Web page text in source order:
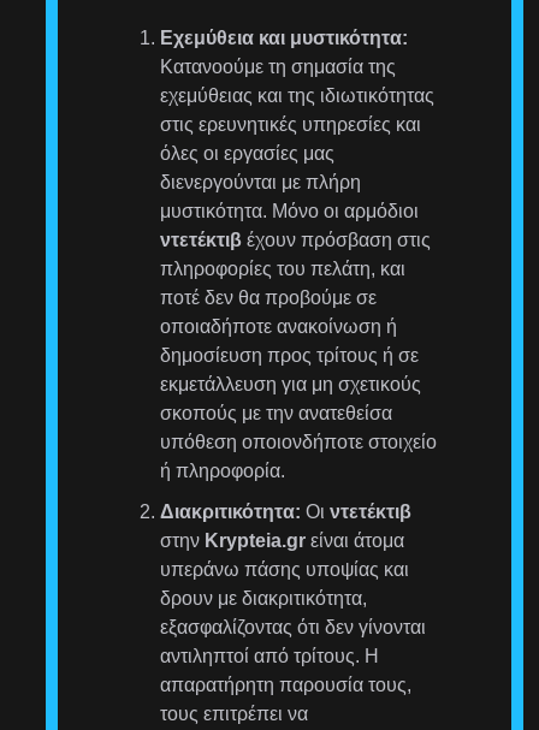
Εχεμύθεια και μυστικότητα:
Κατανοούμε τη σημασία της
εχεμύθειας και της ιδιωτικότητας
στις ερευνητικές υπηρεσίες και
όλες οι εργασίες μας
διενεργούνται με πλήρη
μυστικότητα. Μόνο οι αρμόδιοι
ντετέκτιβ έχουν πρόσβαση στις
πληροφορίες του πελάτη, και
ποτέ δεν θα προβούμε σε
οποιαδήποτε ανακοίνωση ή
δημοσίευση προς τρίτους ή σε
εκμετάλλευση για μη σχετικούς
σκοπούς με την ανατεθείσα
υπόθεση οποιονδήποτε στοιχείο
ή πληροφορία.
Διακριτικότητα: Οιντετέκτιβ
στην Krypteia.gr είναι άτομα
υπεράνω πάσης υποψίας και
δρουν με διακριτικότητα,
εξασφαλίζοντας ότι δεν γίνονται
αντιληπτοί από τρίτους. Η
απαρατήρητη παρουσία τους,
τους επιτρέπει να